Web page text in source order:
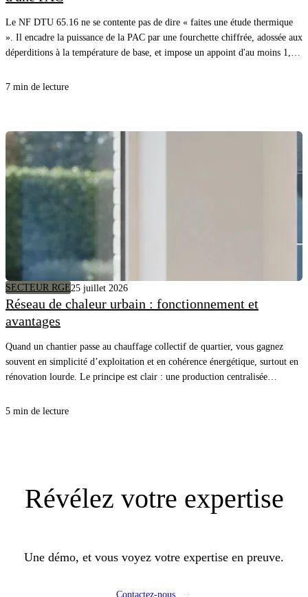
Le NF DTU 65.16 ne se contente pas de dire « faites une étude thermique
». Il encadre la puissance de la PAC par une fourchette chiffrée, adossée aux
déperditions à la température de base, et impose un appoint d'au moins 1,2
chiffré du DTU lui-même.
7 min de lecture
SECTEUR RGE25 juillet 2026
Réseau de chaleur urbain : fonctionnement et
avantages
Quand un chantier passe au chauffage collectif de quartier, vous gagnez
souvent en simplicité d’exploitation et en cohérence énergétique, surtout en
rénovation lourde. Le principe est clair : une production centralisée
stations et l’équilibrage. Pour vos clients, c’est une facture plus stable et
5 min de lecture
Révélez votre expertise
Une démo, et vous voyez votre expertise en preuve.
Contactez-nous